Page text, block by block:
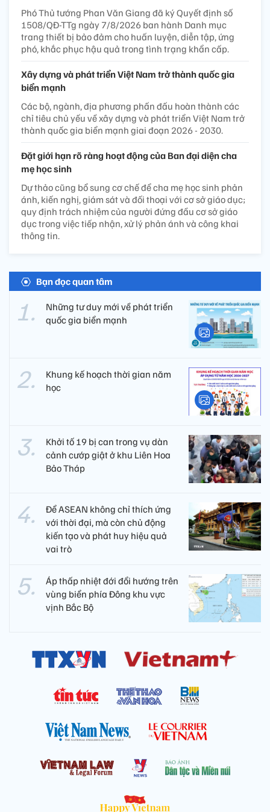
Phó Thủ tướng Phan Văn Giang đã ký Quyết định số
1508/QĐ-TTg ngày 7/8/2026 ban hành Danh mục
trang thiết bị bảo đảm cho huấn luyện, diễn tập, ứng
phó, khắc phục hậu quả trong tình trạng khẩn cấp.
Xây dựng và phát triển Việt Nam trở thành quốc gia
biển mạnh
Các bộ, ngành, địa phương phấn đấu hoàn thành các
chỉ tiêu chủ yếu về xây dựng và phát triển Việt Nam trở
thành quốc gia biển mạnh giai đoạn 2026 - 2030.
Đặt giới hạn rõ ràng hoạt động của Ban đại diện cha
mẹ học sinh
Dự thảo cũng bổ sung cơ chế để cha mẹ học sinh phản
ánh, kiến nghị, giám sát và đối thoại với cơ sở giáo dục;
quy định trách nhiệm của người đứng đầu cơ sở giáo
dục trong việc tiếp nhận, xử lý phản ánh và công khai
thông tin.
Bạn đọc quan tâm
Những tư duy mới về phát triển
quốc gia biển mạnh
Khung kế hoạch thời gian năm
học
Khởi tố 19 bị can trong vụ dàn
cảnh cướp giật ở khu Liên Hoa
Bảo Tháp
Để ASEAN không chỉ thích ứng
với thời đại, mà còn chủ động
kiến tạo và phát huy hiệu quả
vai trò
Áp thấp nhiệt đới đổi hướng trên
vùng biển phía Đông khu vực
vịnh Bắc Bộ